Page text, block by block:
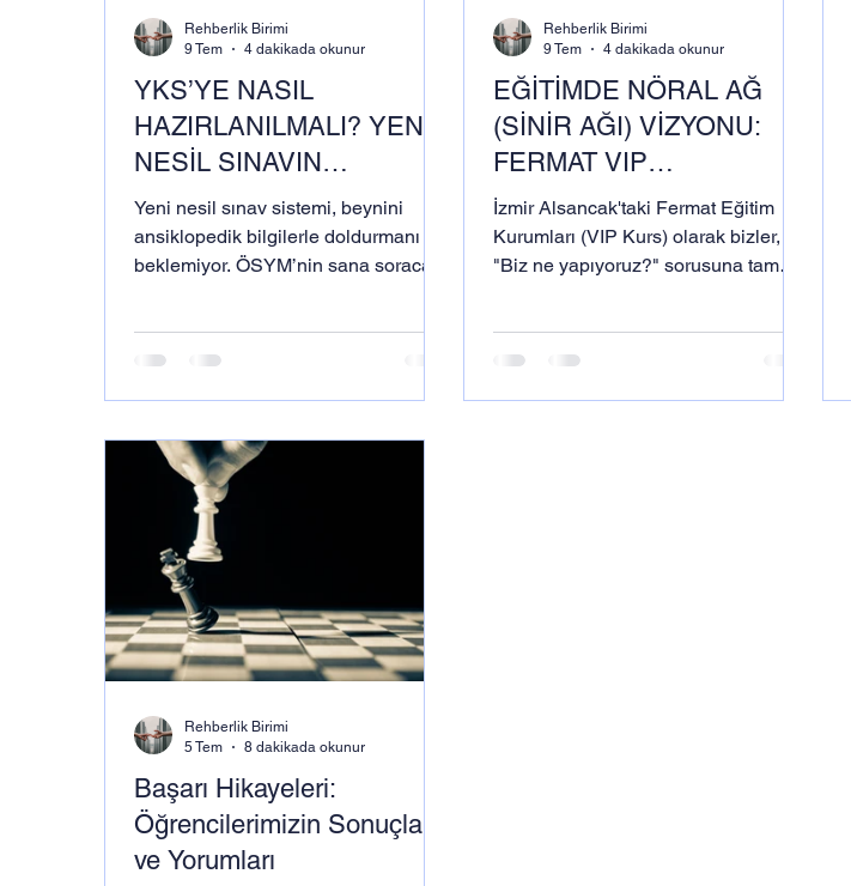
YKS’YE NASIL
HAZIRLANILMALI? YENİ
NESİL SINAVIN
ŞİFRELERİ VE REHBERİ
Yeni nesil sınav sistemi, beynini
ansiklopedik bilgilerle doldurmanı
beklemiyor. ÖSYM’nin sana soracağı
probleme uygulayıp
mantık kurup kuramadığını test
edecek.YKS’YE NASIL
HAZIRLANILMALI? YENİ NESİL
SINAVIN ŞİFRELERİ VE REHBERİ
Rehberlik Birimi
9 Tem
4 dakikada okunur
EĞİTİMDE NÖRAL AĞ
(SİNİR AĞI) VİZYONU:
FERMAT VIP
EKOSİSTEMİ İLE YKS VE
LGS’DE KUSURSUZ
BAĞLANTISALLIK
İzmir Alsancak'taki Fermat Eğitim
Kurumları (VIP Kurs) olarak bizler,
"Biz ne yapıyoruz?" sorusuna tam
Rehberlik Birimi
9 Tem
4 dakikada okunur
Başarı Hikayeleri:
Öğrencilerimizin Sonuçları
ve Yorumları
Rehberlik Birimi
5 Tem
8 dakikada okunur